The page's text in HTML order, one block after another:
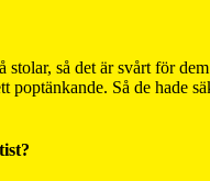
så det är svårt för
poptänkande. Så de